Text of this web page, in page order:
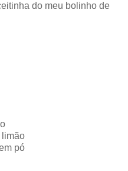
do meu bolinho de
limão
pó